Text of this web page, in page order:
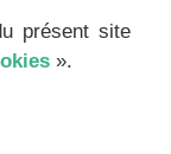
présent site
».